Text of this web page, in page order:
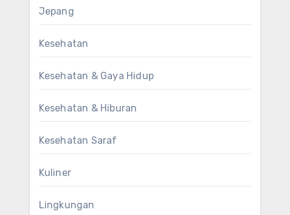
Jepang
Kesehatan
Kesehatan & Gaya Hidup
Kesehatan & Hiburan
Kesehatan Saraf
Kuliner
Lingkungan